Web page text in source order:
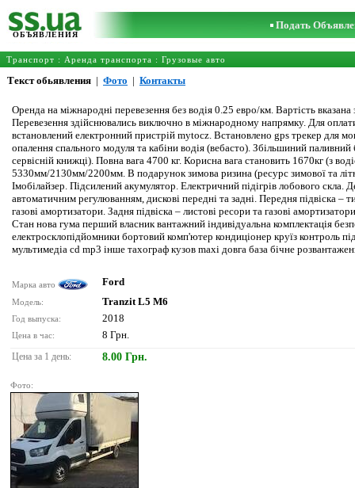
ОБЪЯВЛЕНИЯ
Подать
Транспорт : Аренда транспорта : Грузовые авто
Текст обьявления | Фото | Контакты
Оренда на міжнародні перевезення без водія 0.25 евро/км. Вартість
Перевезення здійснювались виключно в міжнародному напрямку. Для
встановлений електронний пристрій mytocz. Встановлено gps трекер для
опалення спального модуля та кабіни водія (вебасто). Збільшиний
сервісній книжці). Повна вага 4700 кг. Корисна вага становить 1670кг (з
5330мм/2130мм/2200мм. В подарунок зимова ризина (ресурс зимової та
Імобілайзер. Підсилений акумулятор. Електричний підігрів лобового скла.
автоматичним регулюванням, дискові передні та задні. Передня підвіска –
газові амортизатори. Задня підвіска – листові ресори та газові
Стан нова гума перший власник вантажний індивідуальна комплектація
електросклопiдйомники бортовий комп'ютер кондиціонер круїз контроль
мультимедіа cd mp3 інше тахограф кузов maxi довга база бічне
Марка авто Ford
Модель: Tranzit L5 M6
Год выпуска: 2018
Цена в час: 8 Грн.
Цена за 1 день: 8.00 Грн.
Фото: